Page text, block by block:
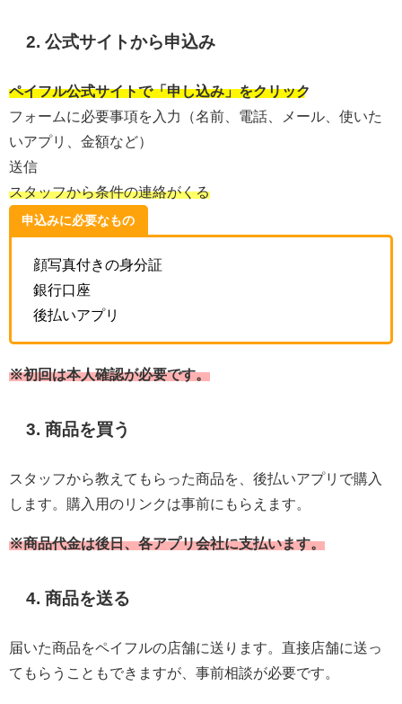
2. 公式サイトから申込み
ペイフル公式サイトで「申し込み」をクリック
フォームに必要事項を入力（名前、電話、メール、使いた
いアプリ、金額など）
送信
スタッフから条件の連絡がくる
申込みに必要なもの
顔写真付きの身分証
銀行口座
後払いアプリ
※初回は本人確認が必要です。
3. 商品を買う
スタッフから教えてもらった商品を、後払いアプリで購入
します。購入用のリンクは事前にもらえます。
※商品代金は後日、各アプリ会社に支払います。
4. 商品を送る
届いた商品をペイフルの店舗に送ります。直接店舗に送っ
てもらうこともできますが、事前相談が必要です。